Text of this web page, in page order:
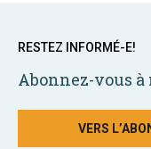
RESTEZ INFORMÉ-E!
Abonnez-vous
VERS